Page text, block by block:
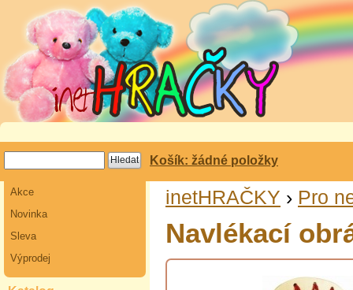
Košík: žádné položky
Akce
Novinka
Sleva
Výprodej
inetHRAČKY › Pro
Navlékací